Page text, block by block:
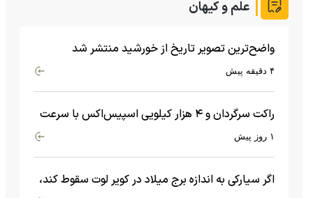
علم و کیهان
واضح‌ترین تصویر تاریخ از خورشید منتشر شد
۴ دقیقه پیش
راکت سرگردان و ۴ هزار کیلویی اسپیس‌اکس با سرعت
هشت هزار و ۶۹۰ کیلومتر در ساعت به ماه برخورد کرد۱ روز پیش
اگر سیارکی به اندازه برج میلاد در کویر لوت سقوط کند،